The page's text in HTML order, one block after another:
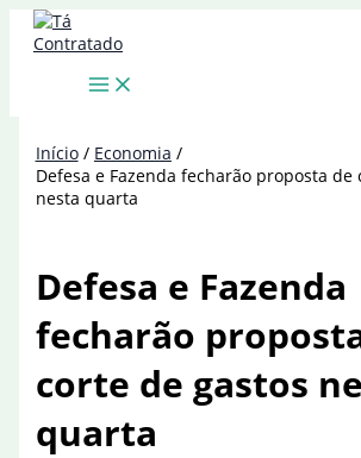
para
Início
Economia
Defesa e Fazenda fecharão proposta de
nesta quarta
Defesa e Fazenda
fecharão
corte de gastos
quarta